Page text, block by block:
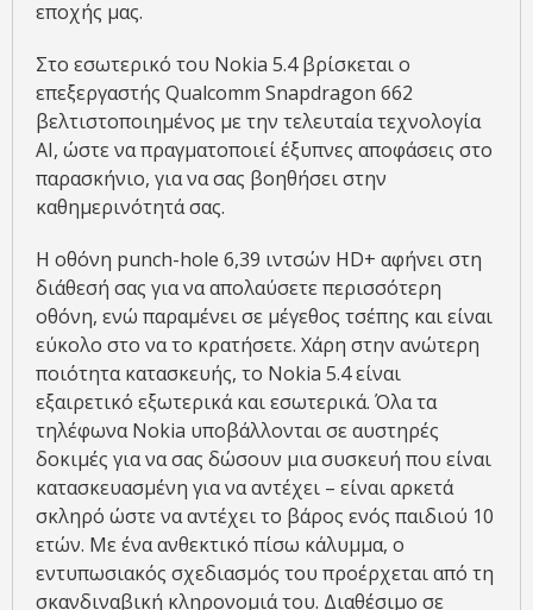
εποχής μας.
Στο εσωτερικό του Nokia 5.4 βρίσκεται ο
επεξεργαστής Qualcomm Snapdragon 662
βελτιστοποιημένος με την τελευταία τεχνολογία
AI, ώστε να πραγματοποιεί έξυπνες αποφάσεις στο
παρασκήνιο, για να σας βοηθήσει στην
καθημερινότητά σας.
Η οθόνη punch-hole 6,39 ιντσών HD+ αφήνει στη
διάθεσή σας για να απολαύσετε περισσότερη
οθόνη, ενώ παραμένει σε μέγεθος τσέπης και είναι
εύκολο στο να το κρατήσετε. Χάρη στην ανώτερη
ποιότητα κατασκευής, το Nokia 5.4 είναι
εξαιρετικό εξωτερικά και εσωτερικά. Όλα τα
τηλέφωνα Nokia υποβάλλονται σε αυστηρές
δοκιμές για να σας δώσουν μια συσκευή που είναι
κατασκευασμένη για να αντέχει – είναι αρκετά
σκληρό ώστε να αντέχει το βάρος ενός παιδιού 10
ετών. Με ένα ανθεκτικό πίσω κάλυμμα, ο
εντυπωσιακός σχεδιασμός του προέρχεται από τη
σκανδιναβική κληρονομιά του. Διαθέσιμο σε